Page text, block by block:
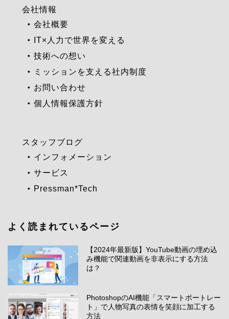
会社情報
会社概要
IT×人力で世界を変える
技術への想い
ミッションを支える社内制度
お問い合わせ
個人情報保護方針
スタッフブログ
インフォメーション
サービス
Pressman*Tech
よく読まれているページ
【2024年最新版】YouTube動画の埋め込
み機能で関連動画を非表示にする方法
は？
PhotoshopのAI機能「スマートポートレー
ト」で人物写真の表情を笑顔に加工する
方法